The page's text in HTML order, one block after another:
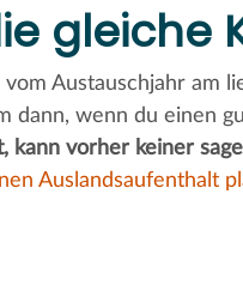
gleiche
Austauschjahr am
dann, wenn du einen
kann vorher keiner
Auslandsaufenthalt